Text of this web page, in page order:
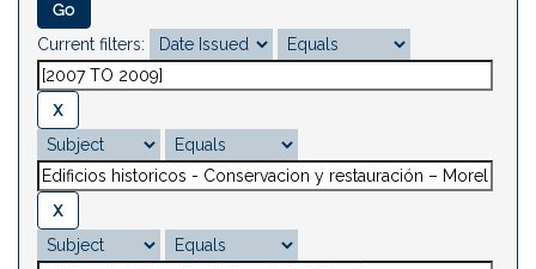
Current filters: